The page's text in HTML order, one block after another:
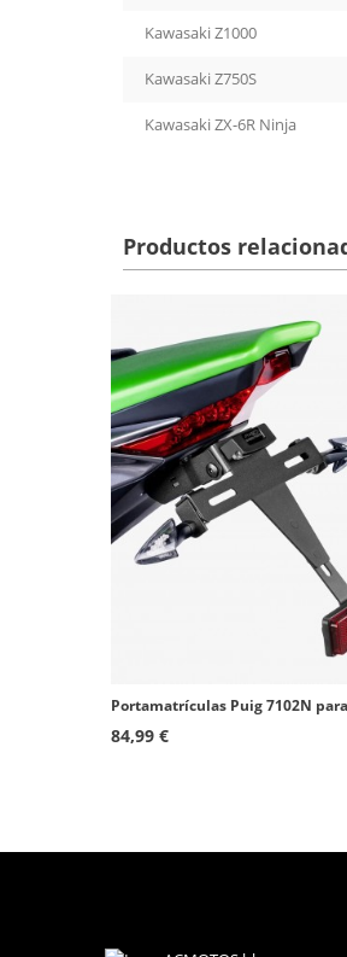
Kawasaki Z1000
Kawasaki Z750S
Kawasaki ZX-6R Ninja
Productos
84,99 €